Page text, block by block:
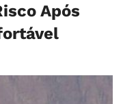
Após